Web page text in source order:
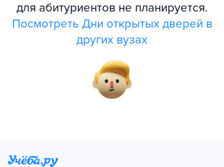
для абитуриентов не планируется.
Посмотреть Дни открытых дверей в
других вузах